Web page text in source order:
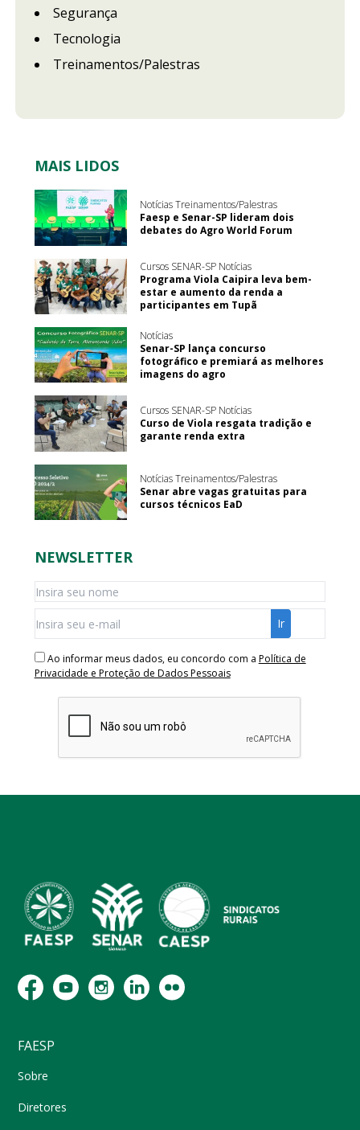
Segurança
Tecnologia
Treinamentos/Palestras
MAIS LIDOS
Notícias Treinamentos/Palestras
Faesp e Senar-SP lideram dois
debates do Agro World Forum
Cursos SENAR-SP Notícias
Programa Viola Caipira leva bem-
estar e aumento da renda a
participantes em Tupã
Notícias
Senar-SP lança concurso
fotográfico e premiará as melhores
imagens do agro
Cursos SENAR-SP Notícias
Curso de Viola resgata tradição e
garante renda extra
Notícias Treinamentos/Palestras
Senar abre vagas gratuitas para
cursos técnicos EaD
NEWSLETTER
Ao informar meus dados, eu concordo com a Política de
Privacidade e Proteção de Dados Pessoais
FAESP
Sobre
Diretores